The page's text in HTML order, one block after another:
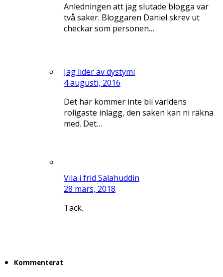
Anledningen att jag slutade blogga var
två saker. Bloggaren Daniel skrev ut
checkar som personen…
Jag lider av dystymi
4 augusti, 2016
Det här kommer inte bli världens
roligaste inlägg, den saken kan ni räkna
med. Det…
Vila i frid Salahuddin
28 mars, 2018
Tack.
Kommenterat